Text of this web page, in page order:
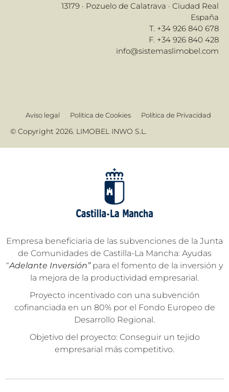
13179 · Pozuelo de Calatrava · Ciudad Real
España
T. +34 926 840 678
F. +34 926 840 428
info@sistemaslimobel.com
Aviso legal Política de Cookies Política de Privacidad
© Copyright 2026. LIMOBEL INWO S.L.
Empresa beneficiaria de las subvenciones de la Junta
de Comunidades de Castilla-La Mancha: Ayudas
“Adelante Inversión”para el fomento de la inversión y
la mejora de la productividad empresarial.
Proyecto incentivado con una subvención
cofinanciada en un 80% por el Fondo Europeo de
Desarrollo Regional.
Objetivo del proyecto: Conseguir un tejido
empresarial más competitivo.